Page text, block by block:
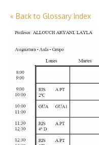
« Back to Glossary Index